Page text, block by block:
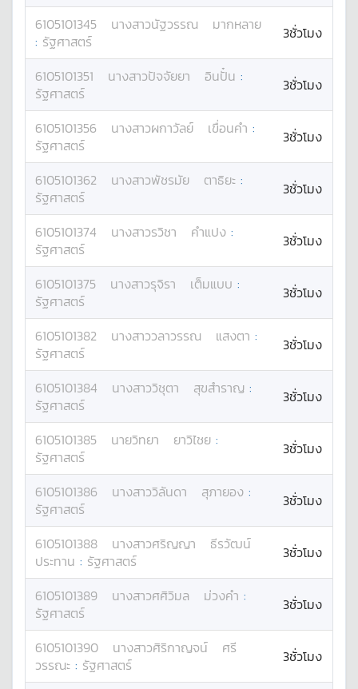
6105101345 นางสาวนัฐวรรณ
มากหลาย
: รัฐศาสตร์ 3ชั่วโมง
6105101351 นางสาวปัจจัยยา อินปั๋น :
รัฐศาสตร์
3ชั่วโมง
6105101356 นางสาวผกาวัลย์ เขื่อนคำ :
รัฐศาสตร์
3ชั่วโมง
6105101362 นางสาวพัชรมัย ตาธิยะ :
รัฐศาสตร์
3ชั่วโมง
6105101374 นางสาวรวิชา คำแปง :
รัฐศาสตร์
3ชั่วโมง
6105101375 นางสาวรุจิรา เต็มแบบ :
รัฐศาสตร์
3ชั่วโมง
6105101382 นางสาววลาวรรณ แสงตา :
รัฐศาสตร์
3ชั่วโมง
6105101384 นางสาววิชุตา สุขสำราญ :
รัฐศาสตร์
3ชั่วโมง
6105101385 นายวิทยา ยาวิไชย :
รัฐศาสตร์
3ชั่วโมง
6105101386 นางสาววิลันดา สุภายอง :
รัฐศาสตร์
3ชั่วโมง
6105101388 นางสาวศริญญา
ธีรวัฒน์
ประทาน : รัฐศาสตร์ 3ชั่วโมง
6105101389 นางสาวศศิวิมล ม่วงคำ :
รัฐศาสตร์
3ชั่วโมง
6105101390 นางสาวศิริกาญจน์
ศรี
วรรณะ : รัฐศาสตร์ 3ชั่วโมง